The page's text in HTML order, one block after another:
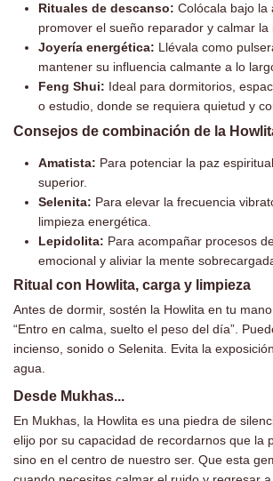
Rituales de descanso: Colócala bajo la
promover el sueño reparador y calmar la
Joyería energética: Llévala como
mantener su influencia calmante a lo
Feng Shui: Ideal para dormitorios,
o estudio, donde se requiera quietud y
Consejos de combinación de la
Amatista: Para potenciar la paz
superior.
Selenita: Para elevar la frecuencia
limpieza energética.
Lepidolita: Para acompañar procesos
emocional y aliviar la mente
Ritual con Howlita, carga y limpieza
Antes de dormir, sostén la Howlita en tu
“Entro en calma, suelto el peso del día”.
incienso, sonido o Selenita. Evita la
agua.
Desde Mukhas...
En Mukhas, la Howlita es una piedra de
elijo por su capacidad de recordarnos que la
sino en el centro de nuestro ser. Que esta